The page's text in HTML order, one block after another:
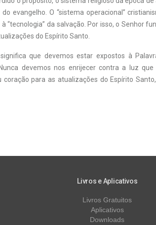
evangelho. O “sistema operacional”
“tecnologia” da salvação. Por isso, o Senhor
do Espírito Santo.
que devemos estar expostos à
devemos nos enrijecer contra a luz que
coração para as atualizações do Espírito
Livros e Aplicativos
Livros Gratuitos
Aplicativos
Downloads